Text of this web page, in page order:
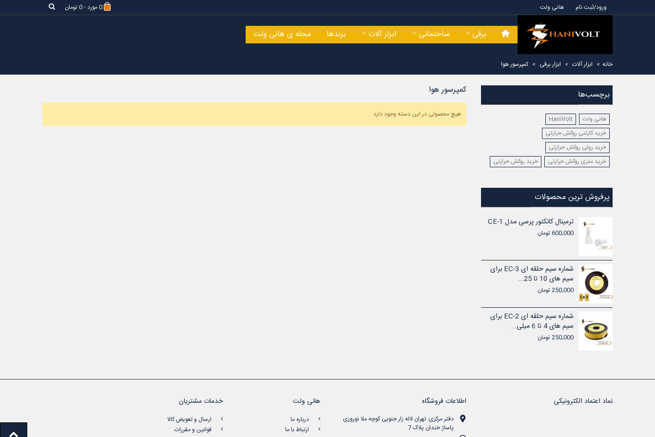
هانی ولت ورود/ثبت نام 0مورد-0 تومان
برقی ساختمانی ابزار آلات برندها مجله ی هانی ولت
خانه > ابزار آلات > ابزار برقی > کمپرسور هوا
برچسب‌ها
هانی ولت
HaniVolt
خرید کارتنی روکش حرارتی
خرید رولی روکش حرارتی
خرید متری روکش حرارتی
خرید روکش حرارتی
پرفروش ترین محصولات
ترمینال کانکتور پرسی مدل CE-1
600,000 تومان
شماره سیم حلقه ای EC-3 برای
سیم های 10 تا 25...
250,000 تومان
شماره سیم حلقه ای EC-2 برای
سیم های 4 تا 6 میلی...
250,000 تومان
کمپرسور هوا
هیچ محصولی در این دسته وجود دارد
نماد اعتماد الکترونیکی اطلاعات فروشگاه
دفتر مرکزی: تهران لاله زار جنوبی کوچه ملا نوروزی
پاساژ خندان پلاک 7
هانی ولت
درباره ما
ارتباط با ما
خدمات مشتریان
ارسال و تعویض کالا
قوانین و مقررات